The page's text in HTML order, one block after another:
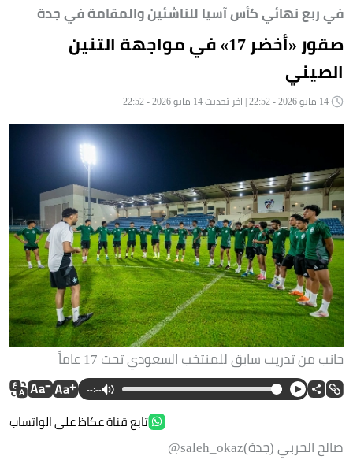
في ربع نهائي كأس آسيا للناشئين والمقامة في جدة
صقور «أخضر 17» في مواجهة التنين
الصيني
جانب من تدريب سابق للمنتخب السعودي تحت 17 عاماً
--:--
تابع قناة عكاظ على الواتساب
صالح الحربي (جدة)saleh_okaz@